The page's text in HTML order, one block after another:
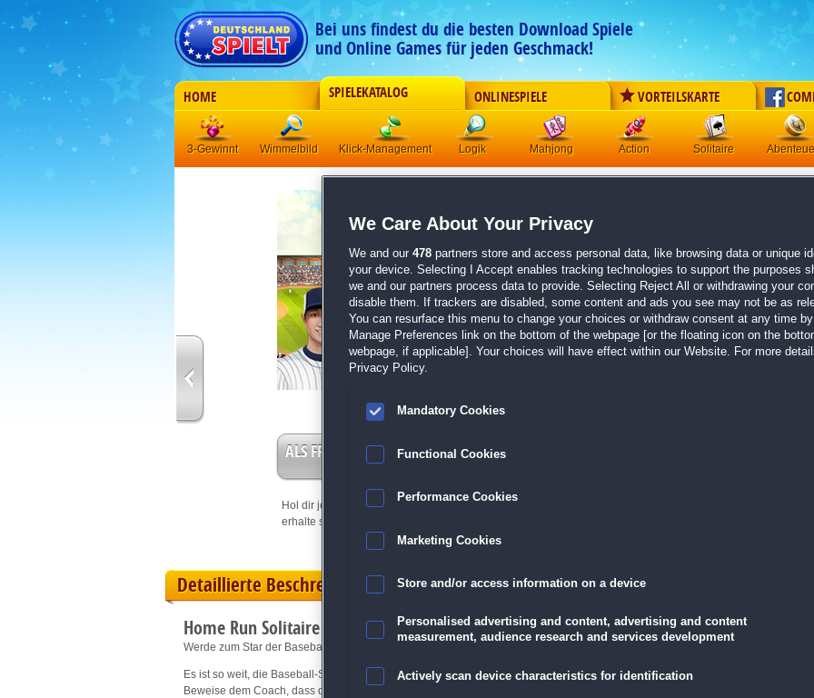
Bei uns findest du die besten Download Spiele
und Online Games für jeden Geschmack!
HOME SPIELEKATALOG ONLINESPIELE VORTEILSKARTE
3-Gewinnt Wimmelbild Klick-Management Logik Mahjong Action Solitaire
Originaltitel:
von6 Mitgliedern
Solitaire | Größe: 80.3 MB
Spiele 180 Innings in 20 spannenden Levels
Kaufe Fan-Material und Ausrüstung im
ALS FREISPIEL EINLÖSEN
Hol dir jetzt deineVorteilskarte
erhalte sofort bis zu 15 Freispiele!
Detaillierte Beschreibung
Home Run Solitaire
Werde zum Star der Baseball-Saison!
Es ist so weit, die Baseball-Saison geht in die nächste Runde! Schaffst du es, dein Team bis an die Spitze der Liga zu bringen?
Beweise dem Coach, dass du es draufhast und spiele gegen die größten Gegner der USA. Setze alles auf den Homerun, löse
We Care About Your Privacy
We and our 478 partners store and access personal data, like browsing data or unique
your device. Selecting I Accept enables tracking technologies to support the purposes
we and our partners process data to provide. Selecting Reject All or withdrawing your
disable them. If trackers are disabled, some content and ads you see may not be as
You can resurface this menu to change your choices or withdraw consent at any time
Manage Preferences link on the bottom of the webpage [or the floating icon on the
webpage, if applicable]. Your choices will have effect within our Website. For more
Privacy Policy.
Mandatory Cookies
Functional Cookies
Performance Cookies
Marketing Cookies
Store and/or access information on a device
Personalised advertising and content, advertising and content
measurement, audience research and services development
Actively scan device characteristics for identification